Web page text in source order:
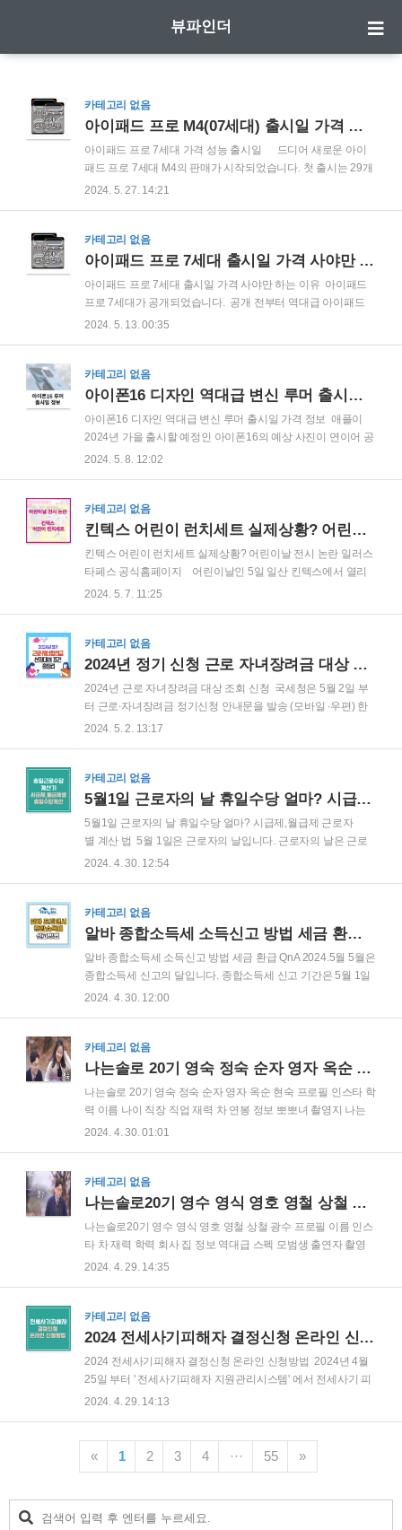
뷰파인더
카테고리 없음
아이패드 프로 M4(07세대) 출시일 가격 성능
아이패드 프로 7세대 가격 성능 출시일 드디어 새로운 아이
패드 프로 7세대 M4의 판매가 시작되었습니다. 첫 출시는 29개
국에서 이루어졌으며 한국에서는 6월 13일 부터 판매가 시작되
로 7세대(M4) 의 디자인, 디스플레이, 성능, 프로급 카메라 그리
고 Apple Pencil Pro 정보 등 꼭 알아야 될 핵심 정보를 빠르게
이패드 중 가장 얇은 애플 제품 아이패드 프로는 11인치와 13
인치 두가지 사이즈로 출시 됩니다. 실버와 스페이스 그레이 두
가지로 선택할 수 있으며 기존 12.9인치..
2024. 5. 27. 14:21
카테고리 없음
아이패드 프로 7세대 출시일 가격 사야만 하는 이유
아이패드 프로 7세대 출시일 가격 사야만 하는 이유 아이패드
프로 7세대가 공개되었습니다. 공개 전부터 역대급 아이패드
신작이 될 것으로 예상되었는데요, 역시나 기대에 저버리지 않
형 AI’ 기능을 탑재한 아이폰과 운영체제(OS)도 잇따라 선보일
예정이라고 합니다. 마이크로소프트(MS)·구글 등에 맞선 자체
에서 전작 아이패드 프로 6세대와 다른지, 왜 아이패드 프로 7
세대인지 자세히 알아보고 출시일 ,가격에 대해서 자세히 일아
보도록 하겠습니다. 아이패드 프로 7세대 출시일 2022년
10월 아..
2024. 5. 13. 00:35
카테고리 없음
아이폰16 디자인 역대급 변신 루머 출시일 가격 정보
아이폰16 디자인 역대급 변신 루머 출시일 가격 정보 애플이
2024년 가을 출시할 예정인 아이폰16의 예상 사진이 연이어 공
개되어 벌써부터 화제몰이를 하고 있습니다. 애플 전문 매체 맥
머 역대급 변신 출시일 정보에 대해서 자세히 확인하실 수 있습
니다. 루머1.아이폰16 디자인 아이폰16 의 가장 눈에 띄는 변
열이 다시 세로 (수직) 배열로 변경된다는 점입니다. 광각, 초광
각 카메라를 위한 두 개의 개별 카메라 링이 포함됩니다. 카메라
모듈이 수직배열로 바뀌면서 플래시는 카메라 모듈 바깥으로
배치됩니다. 아이..
2024. 5. 8. 12:02
카테고리 없음
킨텍스 어린이 런치세트 실제상황? 어린이날 전시 논란 일러스타페스 공식홈페이지 원본 아동청소년보호법
킨텍스 어린이 런치세트 실제상황? 어린이날 전시 논란 일러스
타페스 공식홈페이지 어린이날인 5일 일산 킨텍스에서 열리
는 한만화 ∙ 애니메이션 행사에 아동음란물이 전시되었다는 신
메이션 행사에서 아동 음란물이 전시되었다는 신고가 접수되
어 경찰은 사건 현장에 도착하여 문제의 그림을 조사하였다고
기 킨텍스 어린이 런치세트 사건개요 일산 서부경찰서에 의
하면, 이 행사에서 성인만 출입 가능한 구역에 일부 성인용 그
림이 포함된 패널들이 전시되어 있었다고 하는데요 해당 패널
은 국내에서 인기 있는 게임에 나오는 ..
2024. 5. 7. 11:25
카테고리 없음
2024년 정기 신청 근로 자녀장려금 대상 조회 신청 지급일
2024년 근로 자녀장려금 대상 조회 신청 국세청은 5월 2일 부
터 근로∙자녀장려금 정기신청 안내문을 발송 (모바일 ∙우편) 한
다고 밝혔습니다. 2024년 정기 근로.자녀 장려금은 2023년에
자가 된다면 꼭 신청하시길 바랍니다. 근로장려금 근로장려
금은 열심히 일을 하고 있지만 소득이 적은 가구를 위하여 가구
지원하는 제도입니다. 근로장려금은 각 가구의 소득 증대와 장
기적으로 정부의 세수증대의 선순환을 위해 마련된 제도로 매
년 많은 가구가 혜택을 받고 있습니다. 2024 프리랜서 종합소
득세 신고 아르바..
2024. 5. 2. 13:17
카테고리 없음
5월1일 근로자의 날 휴일수당 얼마? 시급제,월급제 근로자별 계산 법
5월1일 근로자의 날 휴일수당 얼마? 시급제,월급제 근로자
별 계산 법 5월 1일은 근로자의 날입니다. 근로자의 날은 근로
자의 사기 , 권익 , 복지를 향상시키며 근로의욕을 높이자는 뜻
월 1일 근로자의 날 근무 시 휴일 수당 계산은 어떻게 되는지 계
약직, 정규직 계산법에 대해서 알아보도록 하겠습니다. 근로
장이라면 업종 무관하여 모두 적용 됩니다. 2022년 1월 1일 부
터 5인이상 사업장에도 빨간날 즉 법정공휴일 유급휴일이 적용
되었으며 따라서 사업장의 규모나 업종에 무관하게 상시근로자
5인 이상 사업장이라면 유..
2024. 4. 30. 12:54
카테고리 없음
알바 종합소득세 소득신고 방법 세금 환급 QnA 2024.5월
알바 종합소득세 소득신고 방법 세금 환급 QnA 2024.5월 5월은
종합소득세 신고의 달입니다. 종합소득세 신고 기간은 5월 1일
부터~ 5월 31일 까지입니다. 혹시 2023년 단기 알바라도 알바
이트 종합소득세 소득신고 방법에 대해서는 방법은 간단하니
아래 자세히 읽어보시고 꼭 신고하시는 걸 추천드립니다. 먼저
방법에 대해서 자세히 알려드립니다. 아르바이트 알바 종합
소득세 신고 QnA QnA Q. 저는 사회 초년생입니다. 작년 4월에
4대 보험이 적용되던 회사를 퇴직하고 2~3달 정도 쉬다 8월에
4..
2024. 4. 30. 12:00
카테고리 없음
나는솔로 20기 영숙 정숙 순자 영자 옥순 현숙 프로필 인스타 학력 이름 나이 직장 직업 재력 차 연봉 정보 뽀뽀녀 촬영지 모범생 특집
나는솔로 20기 영숙 정숙 순자 영자 옥순 현숙 프로필 인스타 학
력 이름 나이 직장 직업 재력 차 연봉 정보 뽀뽀녀 촬영지 나는
솔로 20기가 시작되었습니다. 지난주에 간단한 출연자들의 이
숙 정숙 순자 영자 옥순 현숙 프로필 인스타 학력 이름 나이 직
장 직업 재력 차 연봉 정보 촬영지에 대해서 알려드려요 나는
재력 학력 회사 집 정보 역나는솔로20기 영수 영식 영호 영철 상
철 광수 프로필 이름 인스타 차 재력 학력 회사 집 정보 역대
급 스펙 모범생 출연자 촬영지 나는솔로 20기가 시작되었습니
다. 나는솔로 2..
2024. 4. 30. 01:01
카테고리 없음
나는솔로20기 영수 영식 영호 영철 상철 광수 프로필 이름 인스타 차 재력 학력 회사 집 정보 역대급 스펙 모범생 출연자 촬영지
나는솔로20기 영수 영식 영호 영철 상철 광수 프로필 이름 인스
타 차 재력 학력 회사 집 정보 역대급 스펙 모범생 출연자 촬영
지 나는솔로 20기가 시작되었습니다. 나는솔로 20기는 역대급
계십니다. 아래에서 나는 솔로 20기 영수 영식 영호 영철 상철
광수의 프로필 이름 인스타 차 재력 학력 회사 집 정보 에 대해
38세 이름: 노주형사는 곳 : 서울 직업(회사) : 아산병원 소아청
소년과 신생아과 의사 펠로우 과정 연봉 : 평균 연봉 약 1억
2800만원 학력차 : 기아 구형 쏘렌토 (3500만원~4500만..
2024. 4. 29. 14:35
카테고리 없음
2024 전세사기피해자 결정신청 온라인 신청방법
2024 전세사기피해자 결정신청 온라인 신청방법 2024년 4월
25일 부터 ' 전세사기피해자 지원관리시스템' 에서 전세사기 피
해자 결정신청을 온라인으로 신청할 수 있게 되었습니다. 아래
피해자 조건 전세/월세 등 임대차 계약을 맺었으나 임차인의
입장에서 해당보증금을 받지 못한 채로 집 주인이 바뀌고 살던
한 건 자신이 "전세사기 피해자" 로서 전세사기 특별법에 의거,
2024. 4. 29. 14:13
« 1 2 3 4 ··· 55 »